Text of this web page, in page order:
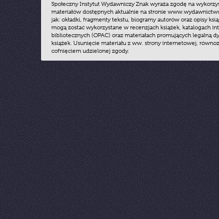
Społeczny Instytut Wydawniczy Znak wyraża zgodę na
materiałów dostępnych aktualnie na stronie
jak: okładki, fragmenty tekstu, biogramy autorów oraz opisy
mogą zostać wykorzystane w recenzjach książek, katalogach
bibliotecznych (OPAC) oraz materiałach promujących legalną
książek. Usunięcie materiału z ww. strony internetowej,
cofnięciem udzielonej zgody.